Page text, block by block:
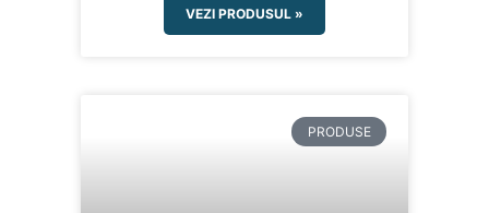
VEZI PRODUSUL »
PRODUSE